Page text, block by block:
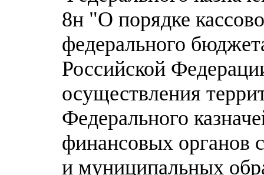
8н "О порядке
федерального
Российской
осуществления
Федерального
финансовых органов
и муниципальных